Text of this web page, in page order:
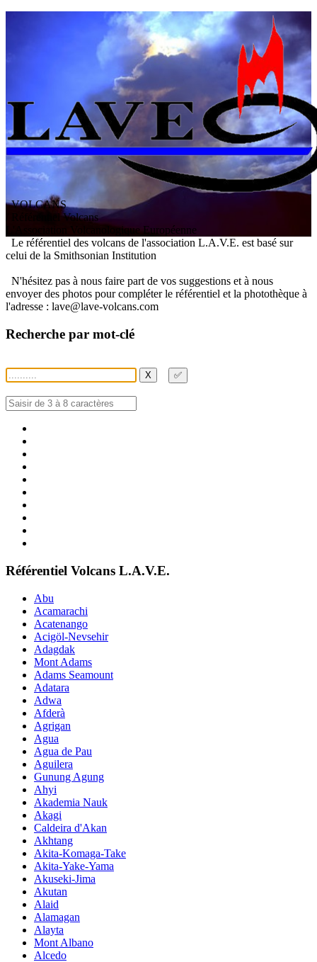
VOLCANS
/ Référentiel Volcans
ssociation V olcanologiqueEuropéenne
Le référentiel des volcans de l'association L.A.V.E. est basé sur
celui de la Smithsonian Institution
N'hésitez pas à nous faire part de vos suggestions et à nous
envoyer des photos pour compléter le référentiel et la photothèque à
l'adresse : lave@lave-volcans.com
Recherche par mot-clé
X ✅
Référentiel Volcans L.A.V.E.
Abu
Acamarachi
Acatenango
Acigöl-Nevsehir
Adagdak
Mont Adams
Adams Seamount
Adatara
Adwa
Afderà
Agrigan
Agua
Agua de Pau
Aguilera
Gunung Agung
Ahyi
Akademia Nauk
Akagi
Caldeira d'Akan
Akhtang
Akita-Komaga-Take
Akita-Yake-Yama
Akuseki-Jima
Akutan
Alaid
Alamagan
Alayta
Mont Albano
Alcedo